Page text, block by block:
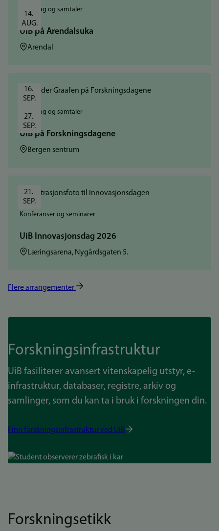
14.
AUG.
Foredrag og samtaler
UiB på Arendalsuka
Sted:Arendal
16.
SEP.
27.
SEP.
Foredrag og samtaler
UiB på Forskningsdagene
Sted:Bergen sentrum
21.
SEP.
Konferanser og seminarer
UiB Innovasjonsdag 2026
Sted:Læringsarena, Nygårdsgaten 5.
Flere arrangementer
Forskningsinfrastruktur
UiB fasiliterer avansert vitenskapelig utstyr, e-
infrastruktur, databaser, registre, arkiv og
samlinger, som du kan ta i bruk i forskningen din.
Finn forskningsinfrastruktur ved UiB
Bilde
Forskningsetikk